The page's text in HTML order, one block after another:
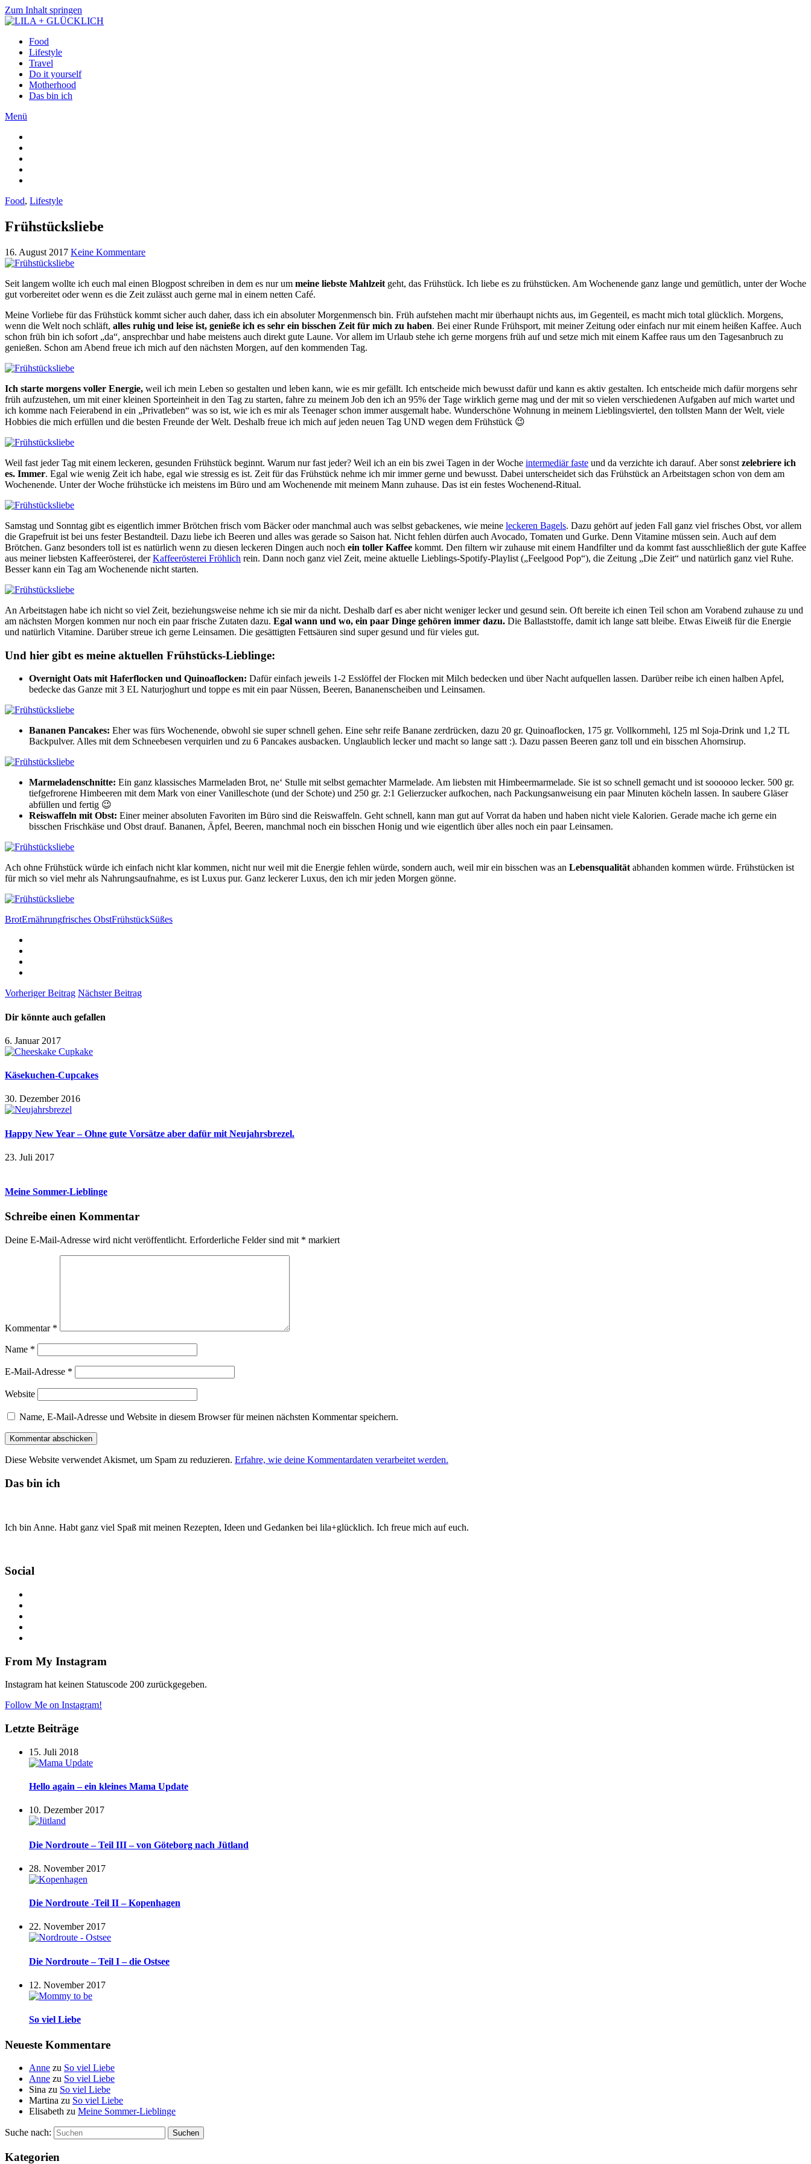
Zum Inhalt springen
Food
Lifestyle
Travel
Do it yourself
Motherhood
Das bin ich
Menü
Food, Lifestyle
Frühstücksliebe
16. August 2017 Keine Kommentare
Seit langem wollte ich euch mal einen Blogpost schreiben in dem es nur um meine liebste Mahlzeit geht, das Frühstück. Ich liebe es zu frühstücken. Am Wochenende ganz lange und gemütlich, unter der Woche
gut vorbereitet oder wenn es die Zeit zulässt auch gerne mal in einem netten Café.
Meine Vorliebe für das Frühstück kommt sicher auch daher, dass ich ein absoluter Morgenmensch bin. Früh aufstehen macht mir überhaupt nichts aus, im Gegenteil, es macht mich total glücklich. Morgens,
wenn die Welt noch schläft, alles ruhig und leise ist, genieße ich es sehr ein bisschen Zeit für mich zu haben. Bei einer Runde Frühsport, mit meiner Zeitung oder einfach nur mit einem heißen Kaffee. Auch
schon früh bin ich sofort „da“, ansprechbar und habe meistens auch direkt gute Laune. Vor allem im Urlaub stehe ich gerne morgens früh auf und setze mich mit einem Kaffee raus um den Tagesanbruch zu
genießen. Schon am Abend freue ich mich auf den nächsten Morgen, auf den kommenden Tag.
Ich starte morgens voller Energie, weil ich mein Leben so gestalten und leben kann, wie es mir gefällt. Ich entscheide mich bewusst dafür und kann es aktiv gestalten. Ich entscheide mich dafür morgens sehr
früh aufzustehen, um mit einer kleinen Sporteinheit in den Tag zu starten, fahre zu meinem Job den ich an 95% der Tage wirklich gerne mag und der mit so vielen verschiedenen Aufgaben auf mich wartet und
ich komme nach Feierabend in ein „Privatleben“ was so ist, wie ich es mir als Teenager schon immer ausgemalt habe. Wunderschöne Wohnung in meinem Lieblingsviertel, den tollsten Mann der Welt, viele
Hobbies die mich erfüllen und die besten Freunde der Welt. Deshalb freue ich mich auf jeden neuen Tag UND wegen dem Frühstück 😉
Weil fast jeder Tag mit einem leckeren, gesunden Frühstück beginnt. Warum nur fast jeder? Weil ich an ein bis zwei Tagen in der Woche intermediär faste und da verzichte ich darauf. Aber sonst zelebriere ich
es. Immer. Egal wie wenig Zeit ich habe, egal wie stressig es ist. Zeit für das Frühstück nehme ich mir immer gerne und bewusst. Dabei unterscheidet sich das Frühstück an Arbeitstagen schon von dem am
Wochenende. Unter der Woche frühstücke ich meistens im Büro und am Wochenende mit meinem Mann zuhause. Das ist ein festes Wochenend-Ritual.
Samstag und Sonntag gibt es eigentlich immer Brötchen frisch vom Bäcker oder manchmal auch was selbst gebackenes, wie meine leckeren Bagels. Dazu gehört auf jeden Fall ganz viel frisches Obst, vor allem
die Grapefruit ist bei uns fester Bestandteil. Dazu liebe ich Beeren und alles was gerade so Saison hat. Nicht fehlen dürfen auch Avocado, Tomaten und Gurke. Denn Vitamine müssen sein. Auch auf dem
Brötchen. Ganz besonders toll ist es natürlich wenn zu diesen leckeren Dingen auch noch ein toller Kaffee kommt. Den filtern wir zuhause mit einem Handfilter und da kommt fast ausschließlich der gute Kaffee
aus meiner liebsten Kaffeerösterei, derKaffeerösterei Fröhlich rein. Dann noch ganz viel Zeit, meine aktuelle Lieblings-Spotify-Playlist („Feelgood Pop“), die Zeitung „Die Zeit“ und natürlich ganz viel Ruhe.
Besser kann ein Tag am Wochenende nicht starten.
An Arbeitstagen habe ich nicht so viel Zeit, beziehungsweise nehme ich sie mir da nicht. Deshalb darf es aber nicht weniger lecker und gesund sein. Oft bereite ich einen Teil schon am Vorabend zuhause zu und
am nächsten Morgen kommen nur noch ein paar frische Zutaten dazu. Egal wann und wo, ein paar Dinge gehören immer dazu. Die Ballaststoffe, damit ich lange satt bleibe. Etwas Eiweiß für die Energie
und natürlich Vitamine. Darüber streue ich gerne Leinsamen. Die gesättigten Fettsäuren sind super gesund und für vieles gut.
Und hier gibt es meine aktuellen Frühstücks-Lieblinge:
Overnight Oats mit Haferflocken und Quinoaflocken: Dafür einfach jeweils 1-2 Esslöffel der Flocken mit Milch bedecken und über Nacht aufquellen lassen. Darüber reibe ich einen halben Apfel,
bedecke das Ganze mit 3 EL Naturjoghurt und toppe es mit ein paar Nüssen, Beeren, Bananenscheiben und Leinsamen.
Bananen Pancakes: Eher was fürs Wochenende, obwohl sie super schnell gehen. Eine sehr reife Banane zerdrücken, dazu 20 gr. Quinoaflocken, 175 gr. Vollkornmehl, 125 ml Soja-Drink und 1,2 TL
Backpulver. Alles mit dem Schneebesen verquirlen und zu 6 Pancakes ausbacken. Unglaublich lecker und macht so lange satt :). Dazu passen Beeren ganz toll und ein bisschen Ahornsirup.
Marmeladenschnitte: Ein ganz klassisches Marmeladen Brot, ne‘ Stulle mit selbst gemachter Marmelade. Am liebsten mit Himbeermarmelade. Sie ist so schnell gemacht und ist soooooo lecker. 500 gr.
tiefgefrorene Himbeeren mit dem Mark von einer Vanilleschote (und der Schote) und 250 gr. 2:1 Gelierzucker aufkochen, nach Packungsanweisung ein paar Minuten köcheln lassen. In saubere Gläser
abfüllen und fertig 😉
Reiswaffeln mit Obst: Einer meiner absoluten Favoriten im Büro sind die Reiswaffeln. Geht schnell, kann man gut auf Vorrat da haben und haben nicht viele Kalorien. Gerade mache ich gerne ein
bisschen Frischkäse und Obst drauf. Bananen, Äpfel, Beeren, manchmal noch ein bisschen Honig und wie eigentlich über alles noch ein paar Leinsamen.
Ach ohne Frühstück würde ich einfach nicht klar kommen, nicht nur weil mit die Energie fehlen würde, sondern auch, weil mir ein bisschen was an Lebensqualität abhanden kommen würde. Frühstücken ist
für mich so viel mehr als Nahrungsaufnahme, es ist Luxus pur. Ganz leckerer Luxus, den ich mir jeden Morgen gönne.
BrotErnährungfrisches ObstFrühstückSüßes
Vorheriger Beitrag Nächster Beitrag
Dir könnte auch gefallen
6. Januar 2017
Käsekuchen-Cupcakes
30. Dezember 2016
Happy New Year – Ohne gute Vorsätze aber dafür mit Neujahrsbrezel.
23. Juli 2017
Meine Sommer-Lieblinge
Schreibe einen Kommentar
Deine E-Mail-Adresse wird nicht veröffentlicht. Erforderliche Felder sind mit * markiert
Kommentar *
Name *
E-Mail-Adresse *
Website
Name, E-Mail-Adresse und Website in diesem Browser für meinen nächsten Kommentar speichern.
Diese Website verwendet Akismet, um Spam zu reduzieren. Erfahre, wie deine Kommentardaten verarbeitet werden.
Das bin ich
Ich bin Anne. Habt ganz viel Spaß mit meinen Rezepten, Ideen und Gedanken bei lila+glücklich. Ich freue mich auf euch.
Social
From My Instagram
Instagram hat keinen Statuscode 200 zurückgegeben.
Follow Me on Instagram!
Letzte Beiträge
15. Juli 2018
Hello again – ein kleines Mama Update
10. Dezember 2017
Die Nordroute – Teil III – von Göteborg nach Jütland
28. November 2017
Die Nordroute -Teil II – Kopenhagen
22. November 2017
Die Nordroute – Teil I – die Ostsee
12. November 2017
So viel Liebe
Neueste Kommentare
Anne zu So viel Liebe
Anne zu So viel Liebe
Sina zu So viel Liebe
Martina zu So viel Liebe
Elisabeth zu Meine Sommer-Lieblinge
Suche nach: Suchen
Kategorien